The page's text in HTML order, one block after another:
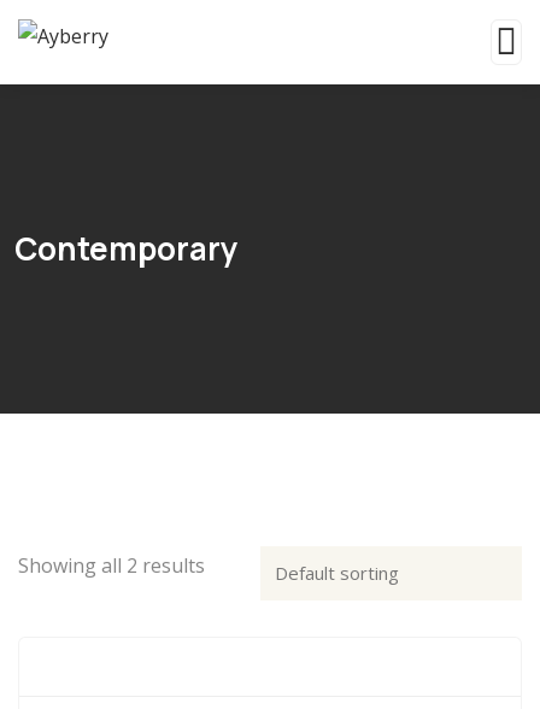
Contemporary
Showing all 2 results